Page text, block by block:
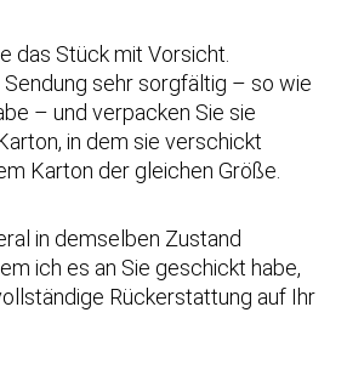
das Stück mit Vorsicht.
sehr sorgfältig – so wie
– und verpacken Sie sie
in dem sie verschickt
Karton der gleichen Größe.
in demselben Zustand
ich es an Sie geschickt habe,
Rückerstattung auf Ihr